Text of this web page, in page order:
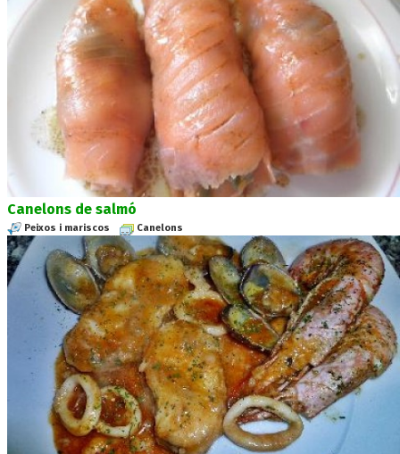
Canelons de salmó
Peixos i mariscos Canelons